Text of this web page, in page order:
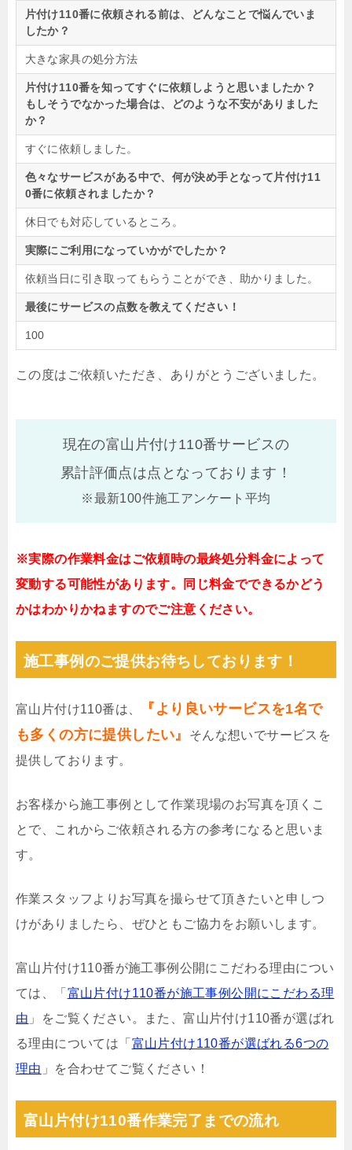
片付け110番に依頼される前は、どんなことで悩んでいま
したか？
大きな家具の処分方法
片付け110番を知ってすぐに依頼しようと思いましたか？
もしそうでなかった場合は、どのような不安がありました
か？
すぐに依頼しました。
色々なサービスがある中で、何が決め手となって片付け11
0番に依頼されましたか？
休日でも対応しているところ。
実際にご利用になっていかがでしたか？
依頼当日に引き取ってもらうことができ、助かりました。
最後にサービスの点数を教えてください！
100
この度はご依頼いただき、ありがとうございました。
現在の富山片付け110番サービスの
累計評価点は点となっております！
※最新100件施工アンケート平均
※実際の作業料金はご依頼時の最終処分料金によって
変動する可能性があります。同じ料金でできるかどう
かはわかりかねますのでご注意ください。
施工事例のご提供お待ちしております！
富山片付け110番は、
『より良いサービスを1名で
も多くの方に提供したい』
そんな想いでサービスを
提供しております。
お客様から施工事例として作業現場のお写真を頂くこ
とで、これからご依頼される方の参考になると思いま
す。
作業スタッフよりお写真を撮らせて頂きたいと申しつ
けがありましたら、ぜひともご協力をお願いします。
富山片付け110番が施工事例公開にこだわる理由につい
ては、「 富山片付け110番が施工事例公開にこだわる理
由 」をご覧ください。また、富山片付け110番が選ばれ
る理由については「 富山片付け110番が選ばれる6つの
理由 」を合わせてご覧ください！
富山片付け110番作業完了までの流れ